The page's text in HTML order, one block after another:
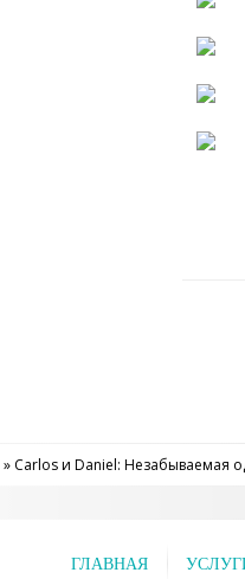
» Carlos и Daniel: Незабываемая
ГЛАВНАЯ